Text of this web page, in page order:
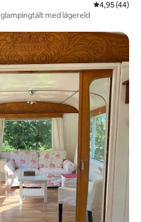
4,95 av 5 i
4,95 (44)
med lägereld